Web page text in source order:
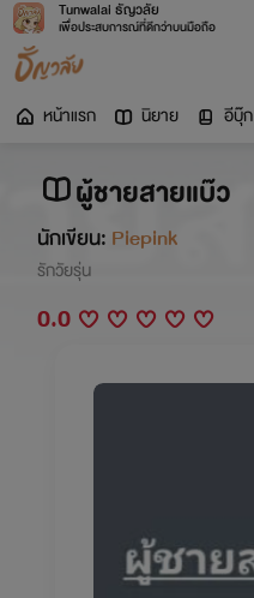
Tunwalai ธัญวลัย
เพื่อประสบการณ์ที่ดีกว่าบนมือถือ
หน้าแรก นิยาย อีบุ๊ก
ผู้ชายสายแบ๊ว
นักเขียน: Piepink
รักวัยรุ่น
0.0